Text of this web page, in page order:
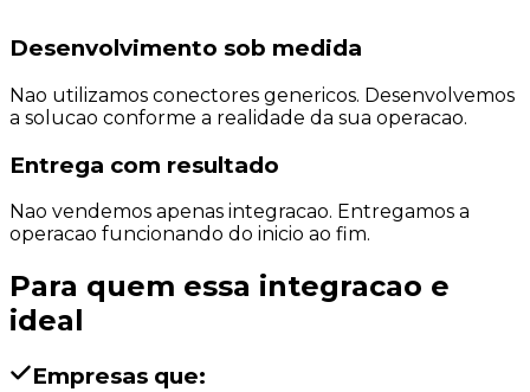
Desenvolvimento sob medida
Nao utilizamos conectores genericos. Desenvolvemos
a solucao conforme a realidade da sua operacao.
Entrega com resultado
Nao vendemos apenas integracao. Entregamos a
operacao funcionando do inicio ao fim.
Para quem essa integracao e
ideal
Empresas que: